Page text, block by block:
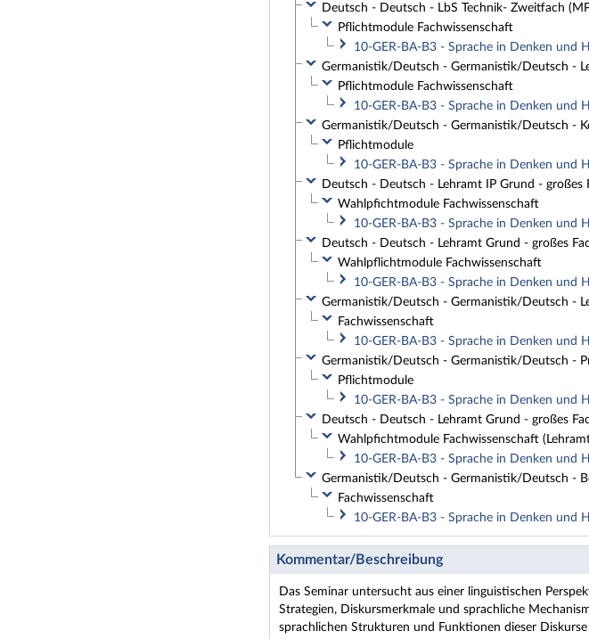
Deutsch - Deutsch - LbS Technik- Zweitfach
Pflichtmodule Fachwissenschaft
10-GER-BA-B3 - Sprache in Denken und
Germanistik/Deutsch - Germanistik/Deutsch -
Pflichtmodule Fachwissenschaft
10-GER-BA-B3 - Sprache in Denken und
Germanistik/Deutsch - Germanistik/Deutsch -
Pflichtmodule
10-GER-BA-B3 - Sprache in Denken und
Deutsch - Deutsch - Lehramt IP Grund -
Wahlpfichtmodule Fachwissenschaft
10-GER-BA-B3 - Sprache in Denken und
Deutsch - Deutsch - Lehramt Grund - großes
Wahlpflichtmodule Fachwissenschaft
10-GER-BA-B3 - Sprache in Denken und
Germanistik/Deutsch - Germanistik/Deutsch -
Fachwissenschaft
10-GER-BA-B3 - Sprache in Denken und
Germanistik/Deutsch - Germanistik/Deutsch -
Pflichtmodule
10-GER-BA-B3 - Sprache in Denken und
Deutsch - Deutsch - Lehramt Grund - großes
Wahlpfichtmodule Fachwissenschaft
10-GER-BA-B3 - Sprache in Denken und
Germanistik/Deutsch - Germanistik/Deutsch -
Fachwissenschaft
10-GER-BA-B3 - Sprache in Denken und
Kommentar/Beschreibung
Das Seminar untersucht aus einer linguistischen
Strategien, Diskursmerkmale und sprachliche
sprachlichen Strukturen und Funktionen dieser